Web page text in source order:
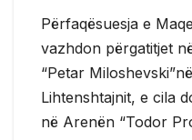
Përfaqësuesja e
vazhdon përgatitjet
“Petar
Lihtenshtajnit, e cila
në Arenën “Todor